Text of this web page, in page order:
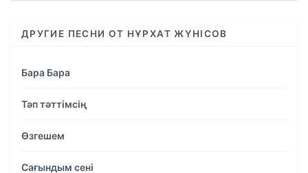
ДРУГИЕ ПЕСНИ ОТ НҰРХАТ ЖҮНІСОВ
Бара Бара
Тәп тәттімсің
Өзгешем
Сағындым сені